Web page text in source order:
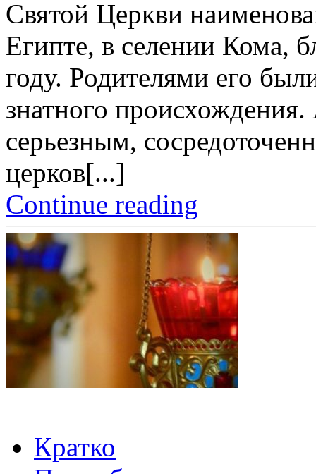
Святой Церкви
Египте, в селении Кома,
году. Родителями его
знатного
серьезным,
церков[...]
Continue reading
Кратко